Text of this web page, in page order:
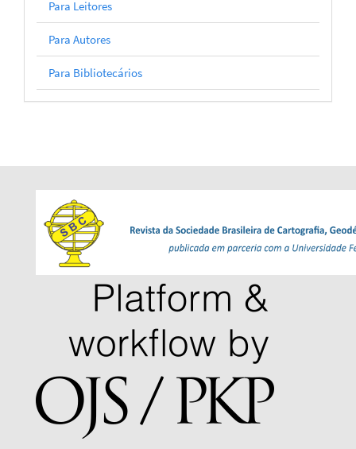
Para Leitores
Para Autores
Para Bibliotecários